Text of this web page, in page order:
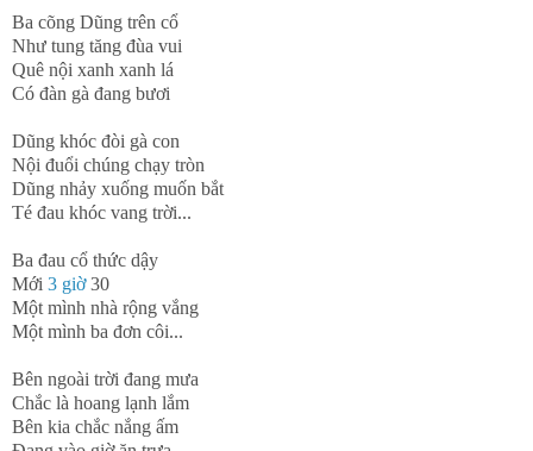
Ba cõng Dũng trên cổ
Như tung tăng đùa vui
Quê nội xanh xanh lá
Có đàn gà đang bươi
Dũng khóc đòi gà con
Nội đuổi chúng chạy tròn
Dũng nhảy xuống muốn bắt
Té đau khóc vang trời...
Ba đau cổ thức dậy
Mới 3 giờ30
Một mình nhà rộng vắng
Một mình ba đơn côi...
Bên ngoài trời đang mưa
Chắc là hoang lạnh lắm
Bên kia chắc nắng ấm